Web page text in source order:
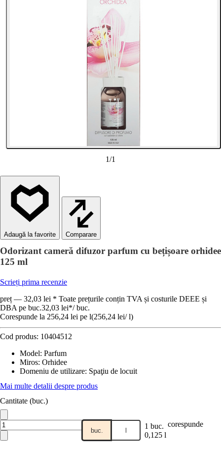
1/1
Comparare
Odorizant cameră difuzor parfum cu bețișoare orhidee
125 ml
Scrieți prima recenzie
preț — 32,03 lei * Toate prețurile conțin TVA și costurile DEEE și
DBA pe buc.32,03 lei*/ buc.
Corespunde la 256,24 lei pe l(256,24 lei/ l)
Cod produs: 10404512
Model: Parfum
Miros: Orhidee
Domeniu de utilizare: Spaţiu de locuit
Mai multe detalii despre produs
Cantitate (buc.)
buc. l 1 buc. corespunde
0,125 l